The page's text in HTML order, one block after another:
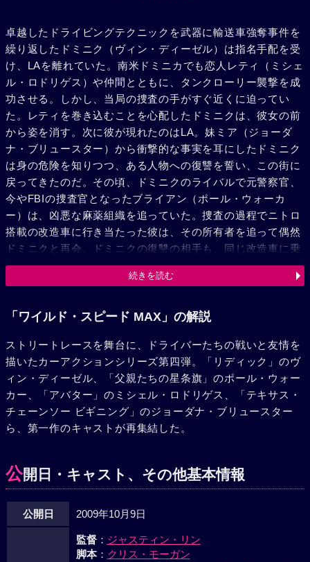
卓越したドライビングテクニックを武器に輸送車強奪事件を
繰り返したドミニク（ヴィン・ディーゼル）は指名手配を受
け、LAを離れていた。南米ドミニカでも恋人レティ（ミシェ
ル・ロドリゲス）や仲間とともに、タンクローリー襲撃を成
功させる。しかし、当局の捜査の手がすぐ近くに迫ってい
た。レティを巻き込むことを心配したドミニクは、彼女の前
から姿を消す。次に彼が現れたのはLA。妹ミア（ジョーダ
ナ・ブリュースター）から衝撃的な事実を耳にしたドミニク
は身の危険を知りつつ、ある人物への復讐を誓い、この街に
戻ってきたのだ。その頃、ドミニクのライバルで元警察官、
今やFBIの捜査官となったブライアン（ポール・ウォーカ
ー）は、凶悪な麻薬組織を追っていた。捜査の過程でニトロ
搭載の改造車に行き当たった彼は、その所有者を追って偶然
ドミニクと再会。ドミニクの復讐の相手も、同じ改造車に乗
っていたのだ。8年ぶりの再会。狙う相手が同じと知った2人
だが、FBIに任せろというブライアンに、ドミニクはこの手
ブラガが仕切るストリートレースに、愛車ダッジ・チャージ
Rで現れるブライアン。このレースは、メキシコからの麻薬
の“運び屋”を選ぶレースでもあったのだ。壮絶なデッドヒー
トを演じるドミニクとブライアン。ブラガの腹心カンポス
（ジョン・オーティス）は、それを見て2人を雇う。彼らに
与えられた仕事は、メキシコ国境を越える隠しトンネルを走
り抜け、国境警備隊に見つからずにヘロインを運び込むこ
成功するが、そこに予期せぬ罠が。生き残るために手を組む
ことになったドミニクとブライアン。姿を見せないブラガの
き進んでいく……。
続きを読む
「ワイルド・スピード MAX」の解説
ストリートレースを舞台に、ドライバーたちの戦いと友情を
描いたカーアクションシリーズ第四弾。「リディック」のヴ
ィン・ディーゼル、「父親たちの星条旗」のポール・ウォー
カー、「アバター」のミシェル・ロドリゲス、「テキサス・
チェーンソー ビギニング」のジョーダナ・ブリュースター
ら、第一作のキャストが再集結した。
公開日・キャスト、その他基本情報
公開日 2009年10月9日
監督： ジャスティン・リン
脚本： クリス・モーガン